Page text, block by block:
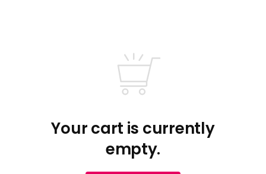
Your cart is currently
empty.